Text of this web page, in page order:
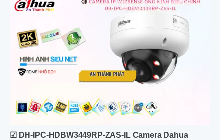
☑ DH-IPC-HDBW3449RP-ZAS-IL Camera Dahua